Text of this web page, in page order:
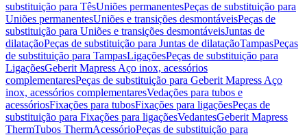
substituição para TêsUniões permanentesPeças de substituição para
Uniões permanentesUniões e transições desmontáveisPeças de
substituição para Uniões e transições desmontáveisJuntas de
dilataçãoPeças de substituição para Juntas de dilataçãoTampasPeças
de substituição para TampasLigaçõesPeças de substituição para
LigaçõesGeberit Mapress Aço inox, acessórios
complementaresPeças de substituição para Geberit Mapress Aço
inox, acessórios complementaresVedações para tubos e
acessóriosFixações para tubosFixações para ligaçõesPeças de
substituição para Fixações para ligaçõesVedantesGeberit Mapress
ThermTubos ThermAcessórioPeças de substituição para